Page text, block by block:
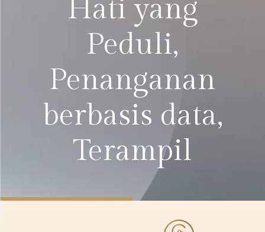
Hati yang
Peduli,
Penanganan
berbasis data,
Terampil